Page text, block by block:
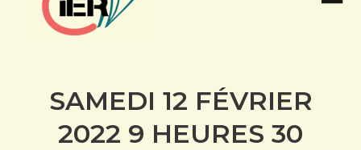
SAMEDI 12 FÉVRIER
2022 9 HEURES 30